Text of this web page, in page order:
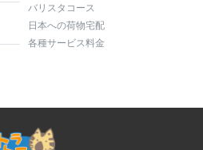
バリスタコース
日本への荷物宅配
各種サービス料金